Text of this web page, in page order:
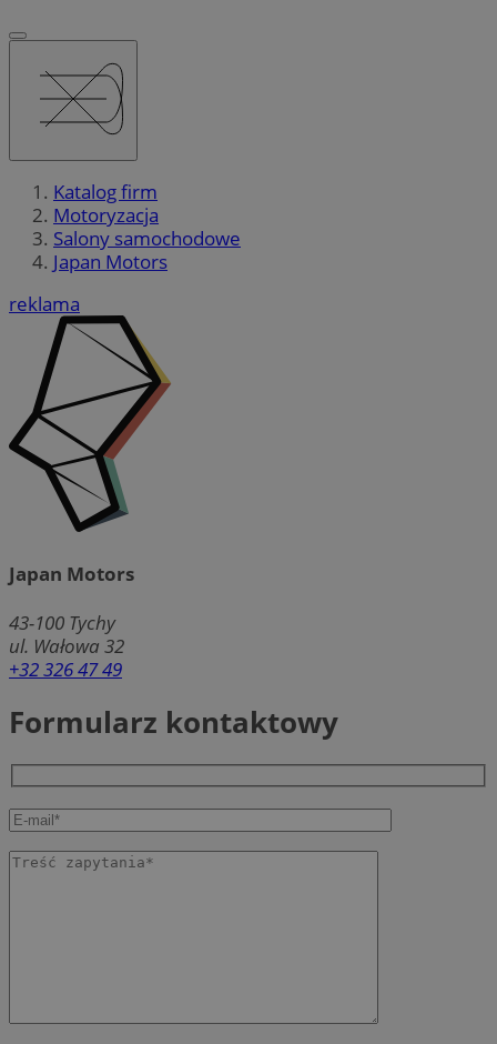
Katalog firm
Motoryzacja
Salony samochodowe
Japan Motors
reklama
Japan Motors
43-100 Tychy
ul. Wałowa 32
+32 326 47 49
Formularz kontaktowy